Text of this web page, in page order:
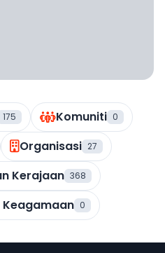
175 Komuniti 0
Organisasi 27
Kerajaan 368
Keagamaan 0